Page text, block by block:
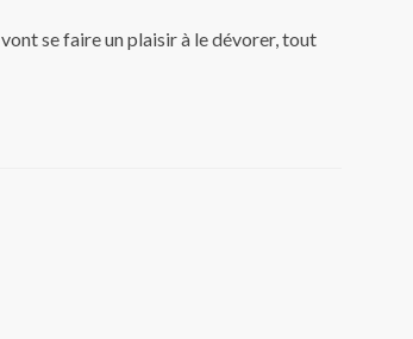
se faire un plaisir à le dévorer, tout